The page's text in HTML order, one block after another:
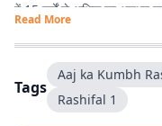
में 15 वर्षों से अधिक का अनुभव
एंटरटेनमेंट, लाइफस्टाइल और
मेरी कोशिश रहती है कि जटिल
तक पहुंचाया जाए.
Read More
Tags
Aaj ka Kumbh
Rashifal​​​​​​​​​​​​​​​​ 1